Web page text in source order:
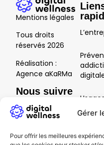
Gérer
Pour offrir les meilleures
Mentions légales
Tous droits
réservés 2026
Réalisation :
Agence aKaRMa
Nous suivre